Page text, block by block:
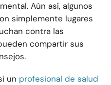
Aún así, algunos
simplemente lugares
contra las
compartir sus
un profesional de salud